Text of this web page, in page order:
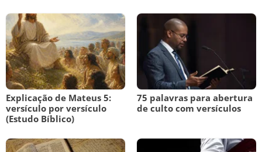
Explicação de Mateus 5:
versículo por versículo
(Estudo Bíblico)
75 palavras para abertura
de culto com versículos